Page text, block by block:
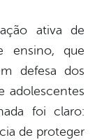
ativa de
ensino, que
defesa dos
adolescentes
foi claro:
de proteger